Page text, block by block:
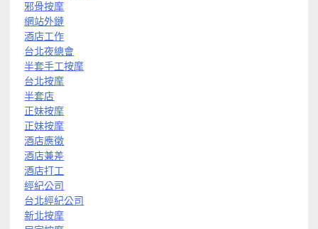
邪骨按摩
網站外鏈
酒店工作
台北夜總會
半套手工按摩
台北按摩
半套店
正妹按摩
正妹按摩
酒店應徵
酒店兼差
酒店打工
經紀公司
台北經紀公司
新北按摩